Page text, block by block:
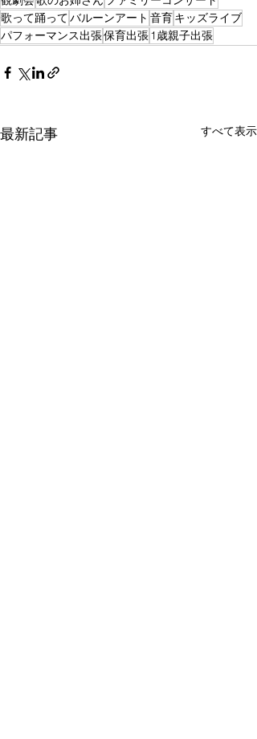
歌って踊ってバルーンアート 音育キッズライブ
パフォーマンス出張保育出張1歳親子出張
最新記事 すべて表示